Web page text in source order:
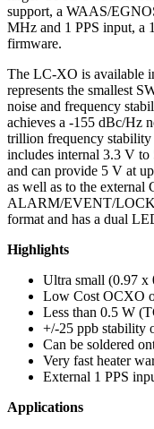
support, a WAAS/
MHz and 1 PPS input, a
firmware.
The LC-XO is available
represents the smallest
noise and frequency
achieves a -155 dBc/Hz
trillion frequency
includes internal 3.3 V
and can provide 5 V at
as well as to the external
ALARM/EVENT/LOCK
format and has a dual
Highlights
Ultra small (0.97 x
Low Cost OCXO
Less than 0.5 W
+/-25 ppb stability
Can be soldered
Very fast heater
External 1 PPS
Applications